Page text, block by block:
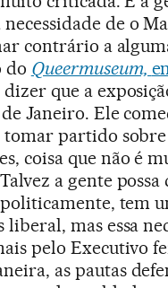
necessidade de o
contrário a
do Queermuseum,
dizer que a
Janeiro. Ele
tomar partido
coisa que não é
a gente possa
tem
mas essa
pelo Executivo
as pautas